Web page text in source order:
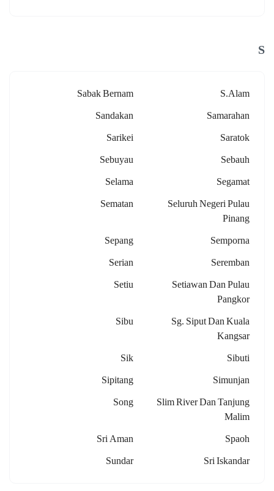
S
S.alam
Sabak Bernam
Samarahan
Sandakan
Saratok
Sarikei
Sebauh
Sebuyau
Segamat
Selama
Seluruh Negeri Pulau
Pinang
Sematan
Semporna
Sepang
Seremban
Serian
Setiawan Dan Pulau
Pangkor
Setiu
Sg. Siput Dan Kuala
Kangsar
Sibu
Sibuti
Sik
Simunjan
Sipitang
Slim River Dan Tanjung
Malim
Song
Spaoh
Sri Aman
Sri Iskandar
Sundar